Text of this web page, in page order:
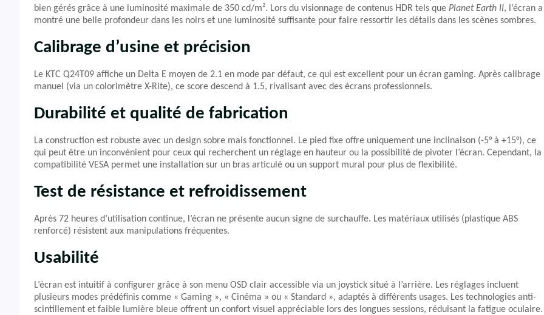
bien gérés grâce à une luminosité maximale de 350 cd/m². Lors du visionnage de contenus HDR tels que Planet Earth II, l’écran a
montré une belle profondeur dans les noirs et une luminosité suffisante pour faire ressortir les détails dans les scènes sombres.
Calibrage d’usine et précision
Le KTC Q24T09 affiche un Delta E moyen de 2.1 en mode par défaut, ce qui est excellent pour un écran gaming. Après calibrage
manuel (via un colorimètre X-Rite), ce score descend à 1.5, rivalisant avec des écrans professionnels.
Durabilité et qualité de fabrication
La construction est robuste avec un design sobre mais fonctionnel. Le pied fixe offre uniquement une inclinaison (-5° à +15°), ce
qui peut être un inconvénient pour ceux qui recherchent un réglage en hauteur ou la possibilité de pivoter l’écran. Cependant, la
compatibilité VESA permet une installation sur un bras articulé ou un support mural pour plus de flexibilité.
Test de résistance et refroidissement
Après 72 heures d’utilisation continue, l’écran ne présente aucun signe de surchauffe. Les matériaux utilisés (plastique ABS
renforcé) résistent aux manipulations fréquentes.
Usabilité
L’écran est intuitif à configurer grâce à son menu OSD clair accessible via un joystick situé à l’arrière. Les réglages incluent
plusieurs modes prédéfinis comme « Gaming », « Cinéma » ou « Standard », adaptés à différents usages. Les technologies anti-
scintillement et faible lumière bleue offrent un confort visuel appréciable lors des longues sessions, réduisant la fatigue oculaire.